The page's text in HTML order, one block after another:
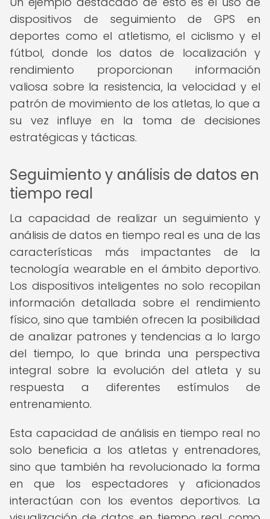
dispositivos de seguimiento de GPS en
deportes como el atletismo, el ciclismo y el
fútbol, donde los datos de localización y
rendimiento proporcionan información
valiosa sobre la resistencia, la velocidad y el
patrón de movimiento de los atletas, lo que a
su vez influye en la toma de decisiones
estratégicas y tácticas.
Seguimiento y análisis de datos en
tiempo real
La capacidad de realizar un seguimiento y
análisis de datos en tiempo real es una de las
características más impactantes de la
tecnología wearable en el ámbito deportivo.
Los dispositivos inteligentes no solo recopilan
información detallada sobre el rendimiento
físico, sino que también ofrecen la posibilidad
de analizar patrones y tendencias a lo largo
del tiempo, lo que brinda una perspectiva
integral sobre la evolución del atleta y su
respuesta a diferentes estímulos de
entrenamiento.
Esta capacidad de análisis en tiempo real no
solo beneficia a los atletas y entrenadores,
sino que también ha revolucionado la forma
en que los espectadores y aficionados
interactúan con los eventos deportivos. La